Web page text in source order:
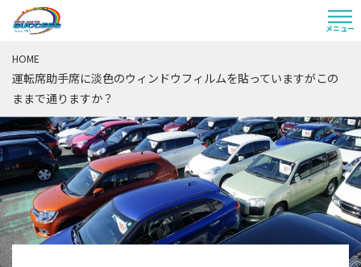
HOME
運転席助手席に淡色のウィンドウフィルムを貼っていますがこの
ままで通りますか？